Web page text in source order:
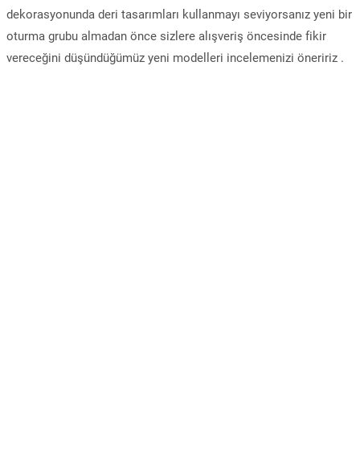
dekorasyonunda deri tasarımları kullanmayı seviyorsanız yeni bir
oturma grubu almadan önce sizlere alışveriş öncesinde fikir
vereceğini düşündüğümüz yeni modelleri incelemenizi öneririz .